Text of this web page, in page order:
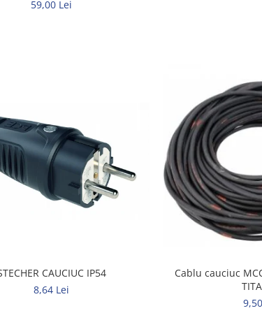
59,00 Lei
CAUCIUC IP54
8,64 Lei
Cablu cauciuc